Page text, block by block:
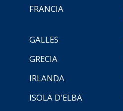
FRANCIA
GALLES
GRECIA
IRLANDA
ISOLA D'ELBA